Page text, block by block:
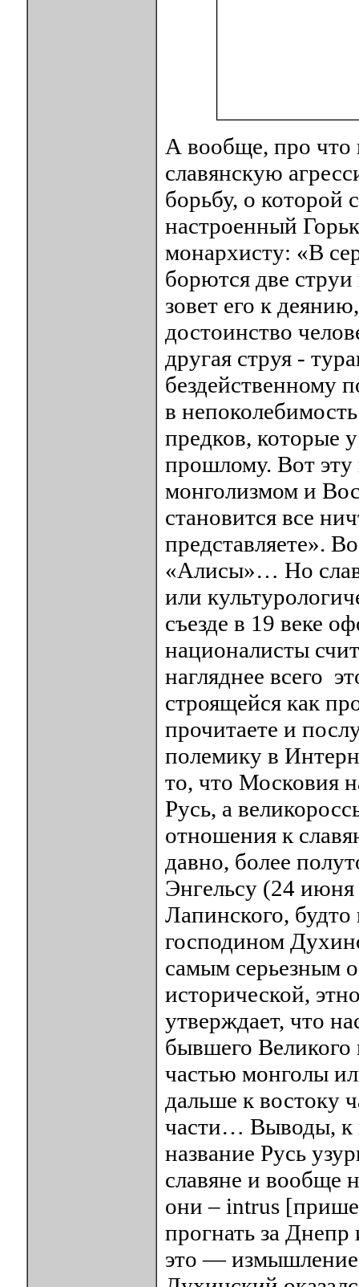
А вообще, про что
славянскую
борьбу, о которой
настроенный
монархисту: «В
борются две струи
зовет его к
достоинство
другая струя -
бездейственному
в
предков, которые
прошлому. Вот
монголизмом и
становится все
представляете».
«Алисы»… Но
или
съезде в 19 веке
националисты
нагляднее всего
строящейся как
прочитаете и
полемику в
то, что Московия
Русь, а
отношения к
давно, более
Энгельсу (24
Лапинского, будто
господином
самым серьезным
исторической,
утверждает, что
бывшего Великого
частью монголы
дальше к востоку
части… Выводы, к
название Русь
славяне и вообще
они – intrus
прогнать за
это — измышление